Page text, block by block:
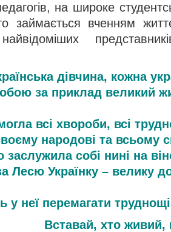
на широке
займається вченням
дівчина, кожна
за приклад великий
всі хвороби, всі
народові та всьому
собі нині на
Лесю Українку – велику
у неї перемагати
Вставай, хто живий,